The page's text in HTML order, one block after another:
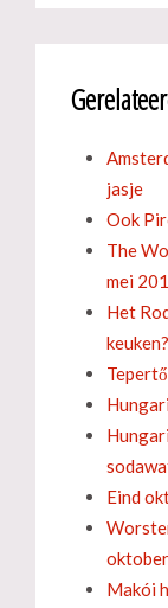
jasje
Ook
The
mei
Het
keuken?
Eind
oktober
Makói